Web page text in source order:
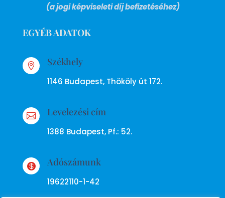
(a jogi képviseleti díj befizetéséhez)
EGYÉB ADATOK
 Székhely
1146 Budapest, Thököly út 172.
 Levelezési cím
1388 Budapest, Pf.: 52.
 Adószámunk
19622110-1-42